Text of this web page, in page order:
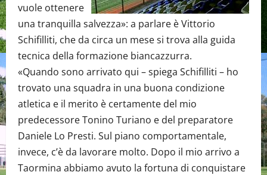
vuole ottenere
una tranquilla salvezza»: a parlare è Vittorio
Schifilliti, che da circa un mese si trova alla guida
tecnica della formazione biancazzurra.
«Quando sono arrivato qui – spiega Schifilliti – ho
trovato una squadra in una buona condizione
atletica e il merito è certamente del mio
predecessore Tonino Turiano e del preparatore
Daniele Lo Presti. Sul piano comportamentale,
invece, c’è da lavorare molto. Dopo il mio arrivo a
Taormina abbiamo avuto la fortuna di conquistare